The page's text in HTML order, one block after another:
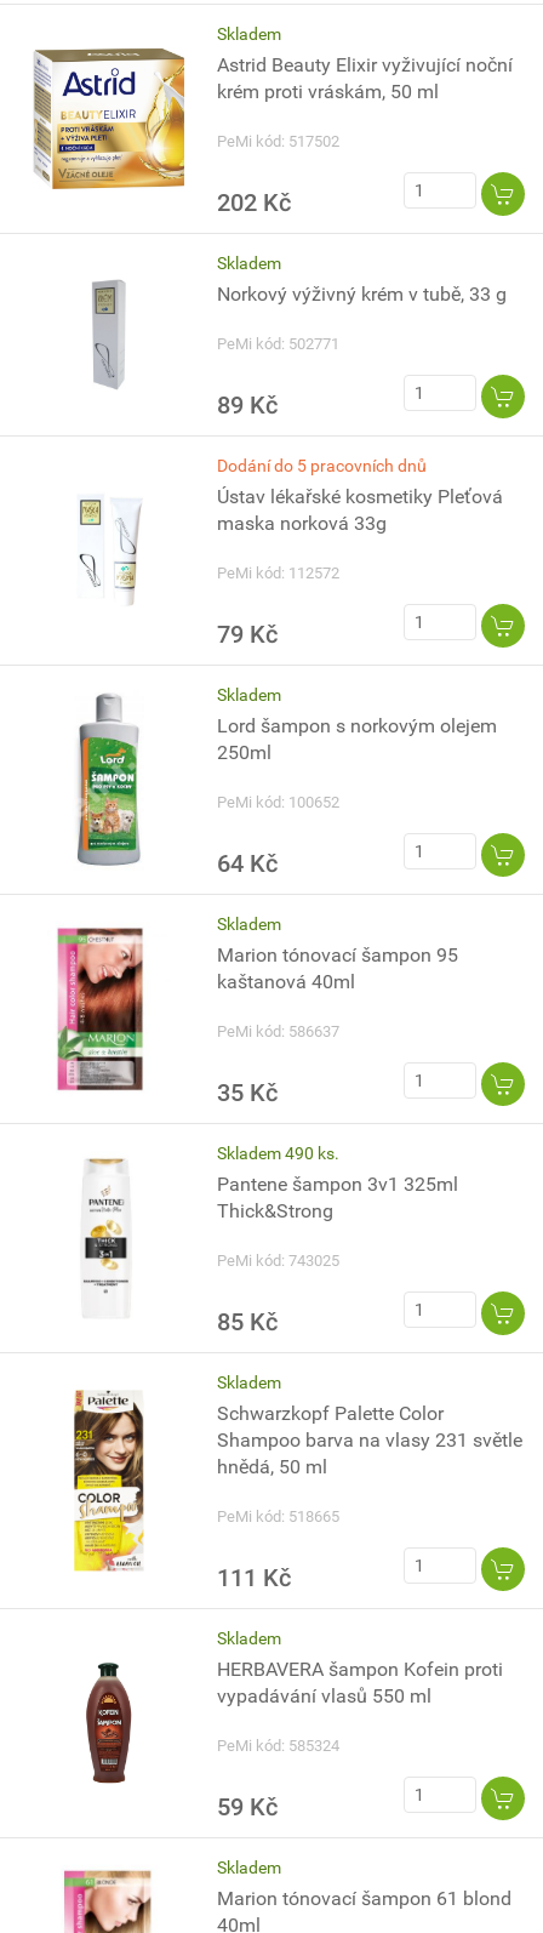
Skladem
Astrid Beauty Elixir vyživující noční
krém proti vráskám, 50 ml
PeMi kód: 517502
202 Kč
Skladem
Norkový výživný krém v tubě, 33 g
PeMi kód: 502771
89 Kč
Dodání do 5 pracovních dnů
Ústav lékařské kosmetiky Pleťová
maska norková 33g
PeMi kód: 112572
79 Kč
Skladem
Lord šampon s norkovým olejem
250ml
PeMi kód: 100652
64 Kč
Skladem
Marion tónovací šampon 95
kaštanová 40ml
PeMi kód: 586637
35 Kč
Skladem 490 ks.
Pantene šampon 3v1 325ml
Thick&Strong
PeMi kód: 743025
85 Kč
Skladem
Schwarzkopf Palette Color
Shampoo barva na vlasy 231 světle
hnědá, 50 ml
PeMi kód: 518665
111 Kč
Skladem
HERBAVERA šampon Kofein proti
vypadávání vlasů 550 ml
PeMi kód: 585324
59 Kč
Skladem
Marion tónovací šampon 61 blond
40ml